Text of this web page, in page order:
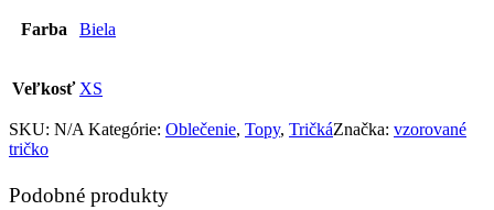
Farba Biela
Veľkosť XS
SKU: N/A Kategórie: Oblečenie, Topy, TričkáZnačka: vzorované
tričko
Podobné produkty